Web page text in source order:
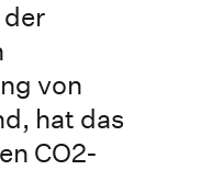
der
von
hat das
CO2-